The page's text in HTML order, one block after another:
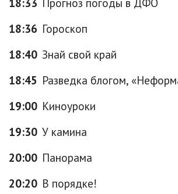
18:36 Гороскоп
18:40 Знай свой край
18:45 Разведка блогом,
19:00 Киноуроки
19:30 У камина
20:00 Панорама
20:20 В порядке!